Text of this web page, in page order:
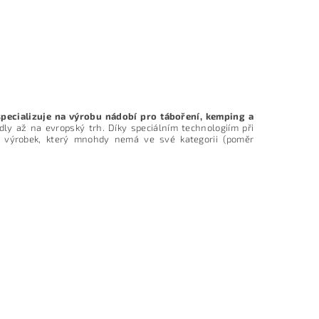
na výrobu nádobí pro táboření, kemping a
až na evropský trh. Díky speciálním technologiím při
který mnohdy nemá ve své kategorii (poměr